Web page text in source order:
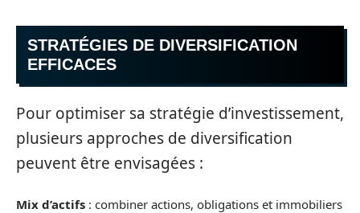
STRATÉGIES DE DIVERSIFICATION
EFFICACES
Pour optimiser sa stratégie d’investissement,
plusieurs approches de diversification
peuvent être envisagées :
Mix d’actifs : combiner actions, obligations et immobiliers